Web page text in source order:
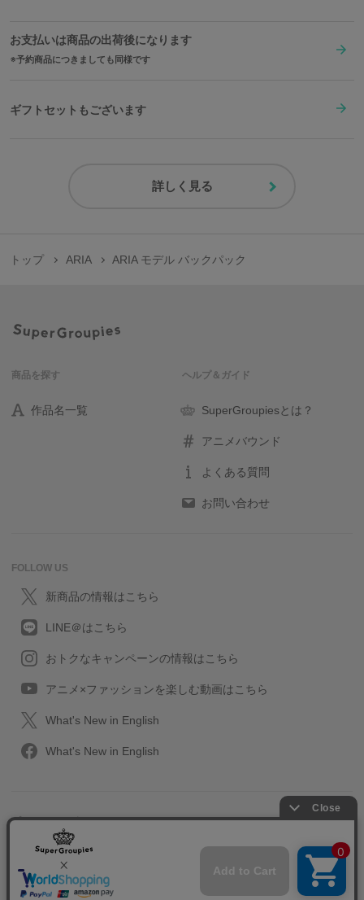
お支払いは商品の出荷後になります
予約商品につきましても同様です
ギフトセットもございます
詳しく見る
トップ ARIA ARIA モデル バックパック
商品を探す
作品名一覧
ヘルプ＆ガイド
SuperGroupiesとは？
アニメバウンド
よくある質問
お問い合わせ
FOLLOW US
新商品の情報はこちら
LINE＠はこちら
おトクなキャンペーンの情報はこちら
アニメ×ファッションを楽しむ動画はこちら
What's New in English
What's New in English
プライバシーポリシー
特定取引に関する法律
会社情報/採用情報